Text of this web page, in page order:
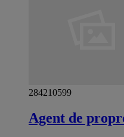
284210599
Agent de